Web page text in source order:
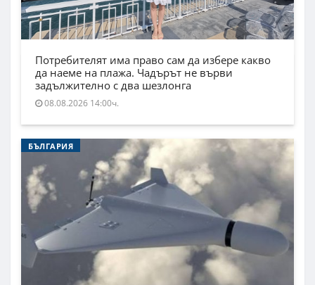
Потребителят има право сам да избере какво
да наеме на плажа. Чадърът не върви
задължително с два шезлонга
08.08.2026 14:00ч.
БЪЛГАРИЯ